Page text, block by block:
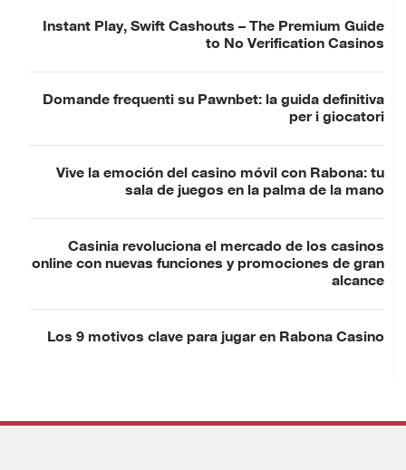
Instant Play, Swift Cashouts – The Premium Guide
to No Verification Casinos
Domande frequenti su Pawnbet: la guida definitiva
per i giocatori
Vive la emoción del casino móvil con Rabona: tu
sala de juegos en la palma de la mano
Casinia revoluciona el mercado de los casinos
online con nuevas funciones y promociones de gran
alcance
Los 9 motivos clave para jugar en Rabona Casino